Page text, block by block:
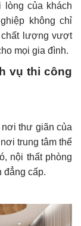
lòng của khách
không chỉ
chất lượng vượt
mọi gia đình.
vụ thi công
nơi thư giãn của
trung tâm thể
nội thất phòng
đẳng cấp.